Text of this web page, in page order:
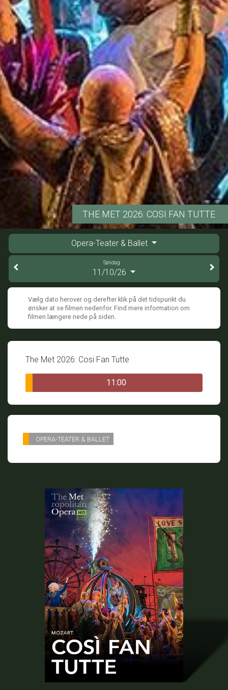
THE MET 2026: COSI FAN TUTTE
Opera-Teater & Ballet
Søndag
11/10/26
Vælg dato herover og derefter klik på det tidspunkt du
ønsker at se filmen nedenfor. Find mere information om
filmen længere nede på siden.
The Met 2026: Cosi Fan Tutte
11:00
OPERA-TEATER & BALLET